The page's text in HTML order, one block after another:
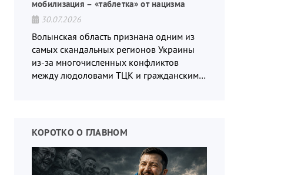
мобилизация – «таблетка» от нацизма
30.07.2026
Волынская область признана одним из
самых скандальных регионов Украины
из-за многочисленных конфликтов
между людоловами ТЦК и гражданским
КОРОТКО О ГЛАВНОМ